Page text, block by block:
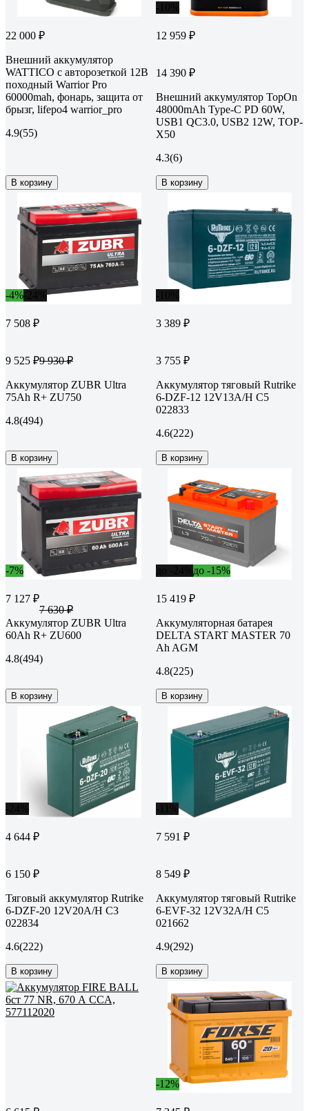
22 000 ₽
Внешний аккумулятор
WATTICO с авторозеткой 12В
походный Warrior Pro
60000mah, фонарь, защита от
брызг, lifepo4 warrior_pro
4.9(55)
В корзину
12 959 ₽
14 390 ₽
Внешний аккумулятор TopOn
48000mAh Type-C PD 60W,
USB1 QC3.0, USB2 12W, TOP-
X50
4.3(6)
В корзину
-4%
7 508 ₽
9 525 ₽9 930 ₽
Аккумулятор ZUBR Ultra
75Ah R+ ZU750
4.8(494)
В корзину
3 389 ₽
3 755 ₽
Аккумулятор тяговый Rutrike
6-DZF-12 12V13A/H C5
022833
4.6(222)
В корзину
-7%
7 127 ₽
7 630 ₽
Аккумулятор ZUBR Ultra
60Ah R+ ZU600
4.8(494)
В корзину
до -15%
15 419 ₽
Аккумуляторная батарея
DELTA START MASTER 70
Ah AGM
4.8(225)
В корзину
4 644 ₽
6 150 ₽
Тяговый аккумулятор Rutrike
6-DZF-20 12V20A/H C3
022834
4.6(222)
В корзину
7 591 ₽
8 549 ₽
Аккумулятор тяговый Rutrike
6-EVF-32 12V32A/H C5
021662
4.9(292)
В корзину
-12%